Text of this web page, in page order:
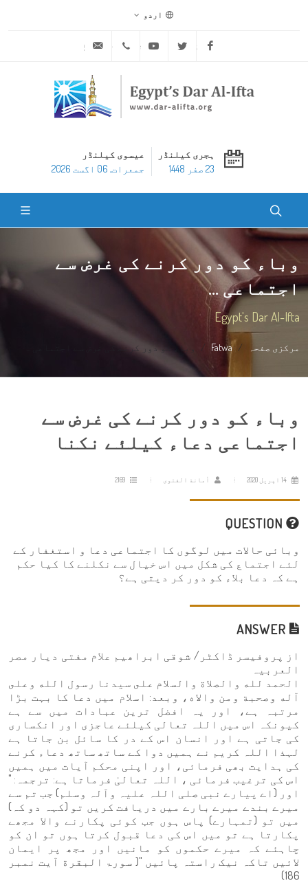
اردو
Facebook
Twitter
Youtube
ہجری کیلنڈر
23 صفر 1448
عیسوی کیلنڈر
جمعرات, 06 اگست 2026
وباء کو دور کرنے کی غرض سے
اجتماعی ...
Egypt's Dar Al-Ifta
مرکزی صفحہ Fatwa وباء کو دور کرنے کی غرض سے اجتماعی ...
وباء کو دور کرنے کی غرض سے
اجتماعی دعاء کیلئے نکنا
أمانة الفتوى
وبائی حالات میں لوگوں کا اجتماعی دعا و استغفار کے
لئے اجتماع کی شکل میں اس خیال سے نکلنے کا کیا حکم
ہے کہ دعا بلاء کو دور کر دیتی ہے؟
از پروفیسر ڈاکٹر/ شوقی ابراھیم علام مفتی دیار مصر
العربیہ
الحمد لله والصلاة والسلام على سيدنا رسول الله وعلى
آله وصحبة ومن والاه، وبعد: اسلام میں دعا کا بہت بڑا
مرتبہ ہے، اور یہ افضل ترین عبادات میں سے ہے
کیونکہ اس میں اللہ تعالی کیلئے عاجزی اور انکساری
کی جاتی ہے اور انسان اس کے در کا سائل بن جاتا ہے
لہذا اللہ کریم نے ہمیں دوا کے ساتھ ساتھ دعاء کرنے
کی ہدایت بھی فرمائی، اور اپنی محکم آیات میں ہمیں
اس کی ترغیب فرمائی ، اللہ تعالیٰ فرماتا ہے: ترجمہ: "
اور (اے پیارے نبی صلی اللہ علیہ وآلہ وسلم) جب تم سے
میرے بندے میرے بارے میں دریافت کریں تو (کہہ دو کہ)
میں تو (تمہارے) پاس ہوں جب کوئی پکارنے والا مجھے
پکارتا ہے تو میں اس کی دعا قبول کرتا ہوں تو ان کو
چاہئے کہ میرے حکموں کو مانیں اور مجھ پر ایمان
لائیں تاکہ نیک راستہ پائیں "( سورۃ البقرة آیت نمبر
186)